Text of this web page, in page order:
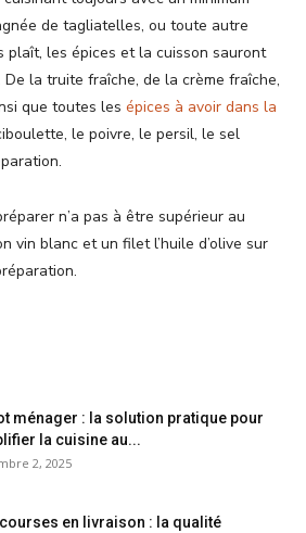
de tagliatelles, ou toute autre
plaît, les épices et la cuisson sauront
la truite fraîche, de la crème fraîche,
que toutes les épices à avoir dans la
le poivre, le persil, le sel
n’a pas à être supérieur au
vin blanc et un filet l’huile d’olive sur
ménager : la solution pratique pour
la cuisine au...
2, 2025
en livraison : la qualité